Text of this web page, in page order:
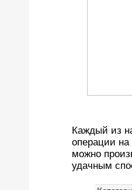
Каждый из
операции на
можно
удачным